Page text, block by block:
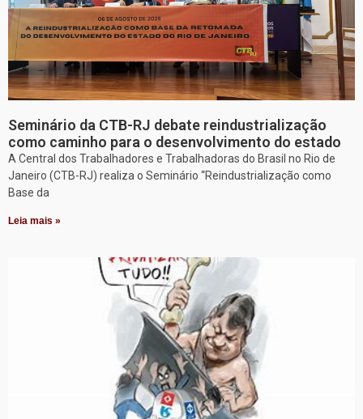
Seminário da CTB-RJ debate reindustrialização
como caminho para o desenvolvimento do estado
A Central dos Trabalhadores e Trabalhadoras do Brasil no Rio de
Janeiro (CTB-RJ) realiza o Seminário “Reindustrialização como
Base da
Leia mais »